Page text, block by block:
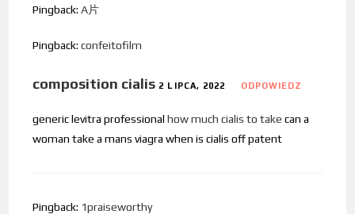
Pingback:A片
Pingback:confeitofilm
composition cialis 2 LIPCA, 2022 ODPOWIEDZ
generic levitra professionalhow much cialis to takecan a
woman take a mans viagra when is cialis off patent
Pingback: 1praiseworthy